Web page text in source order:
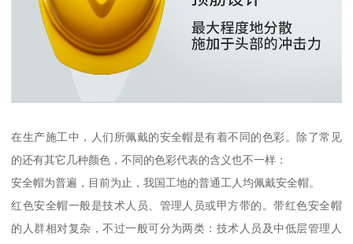
在生产施工中，人们所佩戴的安全帽是有着不同的色彩。除了常见
的还有其它几种颜色，不同的色彩代表的含义也不一样：
安全帽为普遍，目前为止，我国工地的普通工人均佩戴安全帽。
红色安全帽一般是技术人员、管理人员或甲方带的。带红色安全帽
的人群相对复杂，不过一般可分为两类：技术人员及中低层管理人